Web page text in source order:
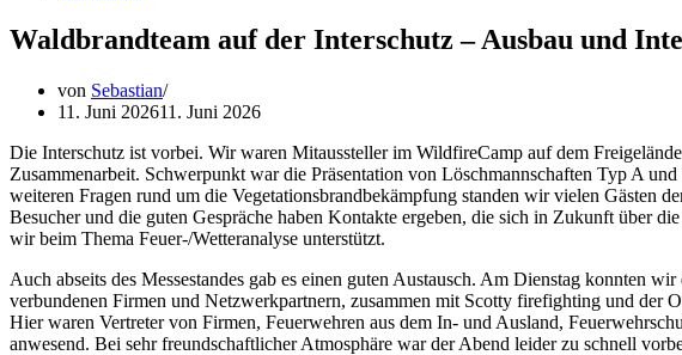
Waldbrandteam auf der Interschutz – Ausbau und
von Sebastian
11. Juni 202611. Juni 2026
Die Interschutz ist vorbei. Wir waren Mitaussteller im WildfireCamp auf dem
Zusammenarbeit. Schwerpunkt war die Präsentation von Löschmannschaften Typ A
weiteren Fragen rund um die Vegetationsbrandbekämpfung standen wir vielen Gästen
Besucher und die guten Gespräche haben Kontakte ergeben, die sich in Zukunft über
wir beim Thema Feuer-/Wetteranalyse unterstützt.
Auch abseits des Messestandes gab es einen guten Austausch. Am Dienstag konnten
verbundenen Firmen und Netzwerkpartnern, zusammen mit Scotty firefighting und der
Hier waren Vertreter von Firmen, Feuerwehren aus dem In- und Ausland,
anwesend. Bei sehr freundschaftlicher Atmosphäre war der Abend leider zu schnell